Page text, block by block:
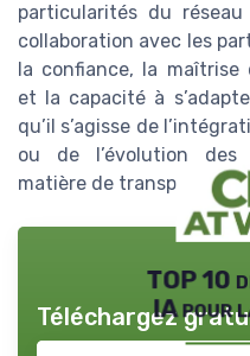
particularités du
collaboration avec les
la confiance, la maîtrise
et la capacité à
qu’il s’agisse de
ou de l’évolution des
matière de transport.
TOP 10
IA pour
Téléchargez